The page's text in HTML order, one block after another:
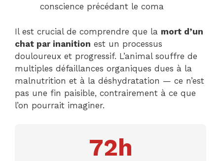
conscience précédant le coma
Il est crucial de comprendre que la mort d’un
chat par inanition est un processus
douloureux et progressif. L’animal souffre de
multiples défaillances organiques dues à la
malnutrition et à la déshydratation — ce n’est
pas une fin paisible, contrairement à ce que
l’on pourrait imaginer.
72h